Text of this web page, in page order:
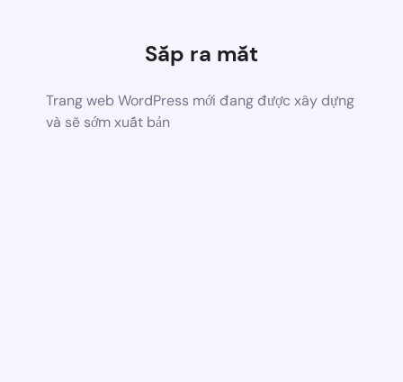
Sắp ra mắt
Trang web WordPress mới đang được xây dựng
và sẽ sớm xuất bản